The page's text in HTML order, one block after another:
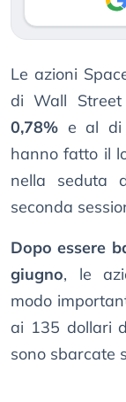
Le azioni
di Wall
0,78% e al di
hanno fatto il
nella seduta
seconda
Dopo essere
giugno, le
modo
ai 135 dollari
sono sbarcate